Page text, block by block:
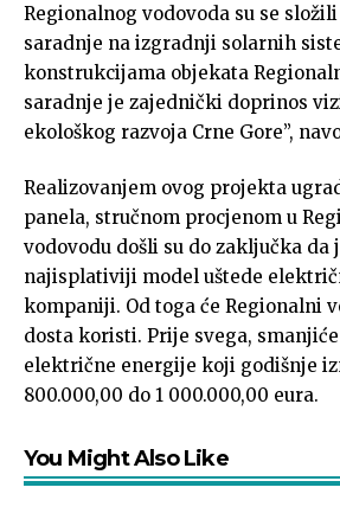
Regionalnog vodovoda su se
saradnje na izgradnji solarnih
konstrukcijama objekata
saradnje je zajednički doprinos
ekološkog razvoja Crne Gore”,
Realizovanjem ovog projekta
panela, stručnom procjenom u
vodovodu došli su do zaključka da
najisplativiji model uštede
kompaniji. Od toga će Regionalni
dosta koristi. Prije svega,
električne energije koji godišnje
800.000,00 do 1 000.000,00 eura.
You Might Also Like